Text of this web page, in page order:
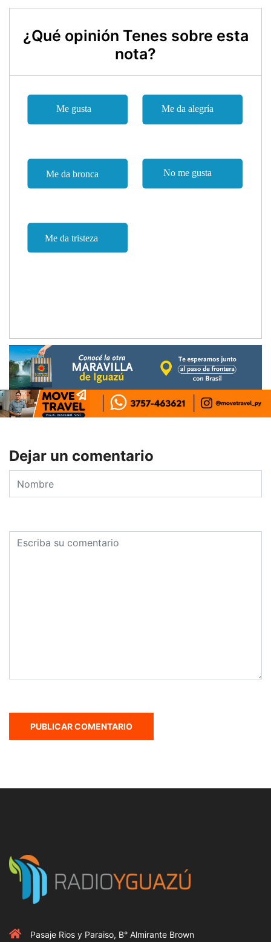
¿Qué opinión Tenes sobre esta
nota?
Dejar un comentario
Pasaje Rios y Paraiso, B° Almirante Brown